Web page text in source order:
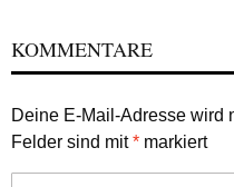
KOMMENTARE
Deine E-Mail-Adresse wird
Felder sind mit* markiert